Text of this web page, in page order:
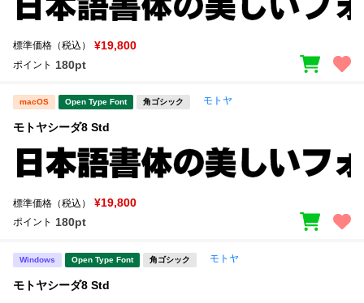
標準価格（税込） ¥19,800
ポイント 180pt
macOS Open Type Font 角ゴシック モトヤ
モトヤシーダ8 Std
標準価格（税込） ¥19,800
ポイント 180pt
Windows Open Type Font 角ゴシック モトヤ
モトヤシーダ8 Std